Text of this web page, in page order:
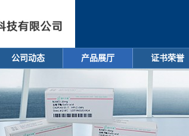
公司动态 产品展厅 证书荣誉